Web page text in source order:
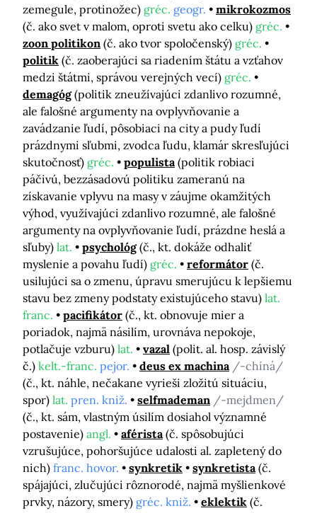
zemegule, protinožec) gréc. geogr.
mikrokozmos
(č. ako svet v malom, oproti svetu ako celku) gréc.
zoon politikon (č. ako tvor spoločenský) gréc.
politik (č. zaoberajúci sa riadením štátu a vzťahov
medzi štátmi, správou verejných vecí) gréc.
demagóg (politik zneužívajúci zdanlivo rozumné,
ale falošné argumenty na ovplyvňovanie a
zavádzanie ľudí, pôsobiaci na city a pudy ľudí
prázdnymi sľubmi, zvodca ľudu, klamár skresľujúci
skutočnosť) gréc. populista (politik robiaci
páčivú, bezzásadovú politiku zameranú na
získavanie vplyvu na masy v záujme okamžitých
výhod, využívajúci zdanlivo rozumné, ale falošné
argumenty na ovplyvňovanie ľudí, prázdne heslá a
sľuby) lat. psychológ (č., kt. dokáže odhaliť
myslenie a povahu ľudí) gréc. reformátor (č.
usilujúci sa o zmenu, úpravu smerujúcu k lepšiemu
stavu bez zmeny podstaty existujúceho stavu) lat.
franc.
pacifikátor (č., kt. obnovuje mier a
poriadok, najmä násilím, urovnáva nepokoje,
potlačuje vzburu) lat. vazal (polit. al. hosp. závislý
č.) kelt.-franc. pejor. deus ex machina /-chíná/
(č., kt. náhle, nečakane vyrieši zložitú situáciu,
spor) lat. pren. kniž. selfmademan /-mejdmen/
(č., kt. sám, vlastným úsilím dosiahol významné
postavenie) angl. aférista (č. spôsobujúci
vzrušujúce, pohoršujúce udalosti al. zapletený do
nich) franc. hovor. synkretik synkretista (č.
spájajúci, zlučujúci rôznorodé, najmä myšlienkové
prvky, názory, smery) gréc. kniž. eklektik (č.